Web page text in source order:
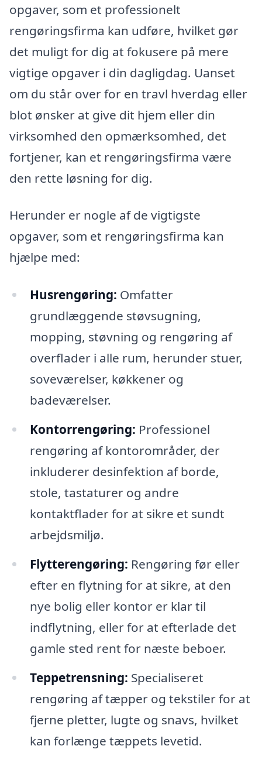
opgaver, som et professionelt
rengøringsfirma kan udføre, hvilket gør
det muligt for dig at fokusere på mere
vigtige opgaver i din dagligdag. Uanset
om du står over for en travl hverdag eller
blot ønsker at give dit hjem eller din
virksomhed den opmærksomhed, det
fortjener, kan et rengøringsfirma være
den rette løsning for dig.
Herunder er nogle af de vigtigste
opgaver, som et rengøringsfirma kan
hjælpe med:
Husrengøring: Omfatter
grundlæggende støvsugning,
mopping, støvning og rengøring af
overflader i alle rum, herunder stuer,
soveværelser, køkkener og
badeværelser.
Kontorrengøring: Professionel
rengøring af kontorområder, der
inkluderer desinfektion af borde,
stole, tastaturer og andre
kontaktflader for at sikre et sundt
arbejdsmiljø.
Flytterengøring: Rengøring før eller
efter en flytning for at sikre, at den
nye bolig eller kontor er klar til
indflytning, eller for at efterlade det
gamle sted rent for næste beboer.
Teppetrensning: Specialiseret
rengøring af tæpper og tekstiler for at
fjerne pletter, lugte og snavs, hvilket
kan forlænge tæppets levetid.